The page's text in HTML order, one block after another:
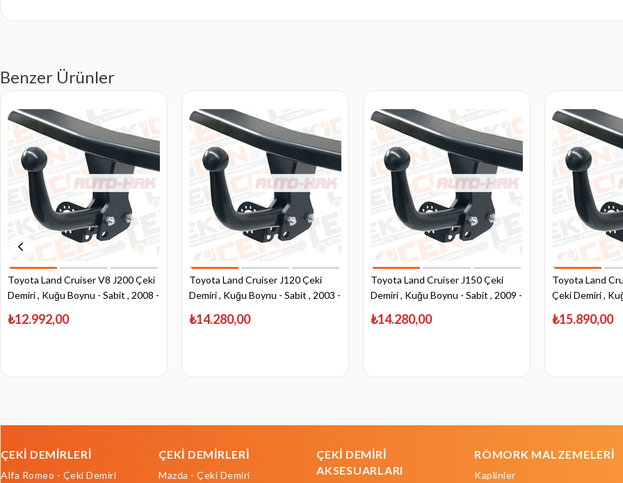
Benzer Ürünler
Toyota Land Cruiser V8 J200 Çeki
Demiri , Kuğu Boynu - Sabit , 2008 -
₺12.992,00
Toyota Land Cruiser J120 Çeki
Demiri , Kuğu Boynu - Sabit , 2003 -
₺14.280,00
Toyota Land Cruiser J150 Çeki
Demiri , Kuğu Boynu - Sabit , 2009 -
₺14.280,00
Toyota Land
Çeki Demiri ,
₺15.890,00
ÇEKİ DEMİRLERİ
Alfa Romeo - Çeki Demiri
ÇEKİ DEMİRLERİ
Mazda - Çeki Demiri
ÇEKİ DEMİRİ
AKSESUARLARI
RÖMORK MALZEMELERİ
Kaplinler